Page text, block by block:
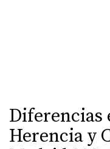
Diferencias
Herencia y